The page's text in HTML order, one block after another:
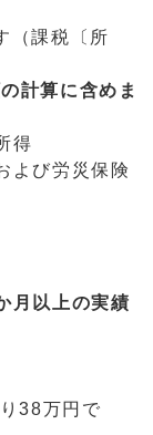
（課税〔所
計算に含めま
得
よび労災保険
月以上の実績
38万円で